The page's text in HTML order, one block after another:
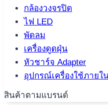
กล้องวงจรปิด
ไฟ LED
พัดลม
เครื่องดูดฝุ่น
หัวชาร์จ Adapter
อุปกรณ์เครื่องใช้ภายใ
สินค้าตามแบรนด์